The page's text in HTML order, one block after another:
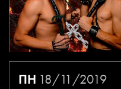
ПН 18/11/2019